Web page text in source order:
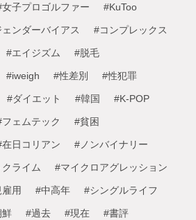
女子プロゴルファー #KuToo
ンダーバイアス #コンプレックス
#エイジズム #脱毛
#iweigh #性差別 #性犯罪
#ダイエット #韓国 #K-POP
フェムテック #貧困
在日コリアン #ノンバイナリー
ライム #マイクロアグレッション
用 #中高年 #シングルライフ
鮮 #過去 #現在 #書評